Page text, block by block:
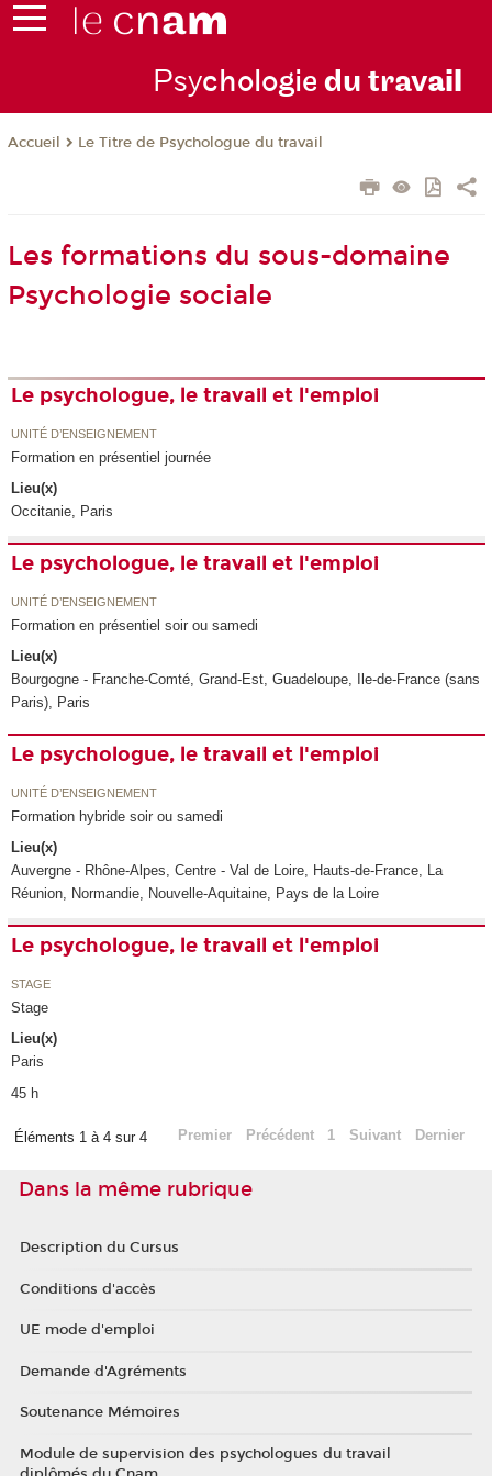
Psychologie du travail
Accueil Le Titre de Psychologue du travail
Les formations du sous-domaine
Psychologie sociale
Le psychologue, le travail et l'emploi
UNITÉ D’ENSEIGNEMENT
Formation en présentiel journée
Lieu(x)
Occitanie, Paris
Le psychologue, le travail et l'emploi
UNITÉ D’ENSEIGNEMENT
Formation en présentiel soir ou samedi
Lieu(x)
Bourgogne - Franche-Comté, Grand-Est, Guadeloupe, Ile-de-France (sans
Paris), Paris
Le psychologue, le travail et l'emploi
UNITÉ D’ENSEIGNEMENT
Formation hybride soir ou samedi
Lieu(x)
Auvergne - Rhône-Alpes, Centre - Val de Loire, Hauts-de-France, La
Réunion, Normandie, Nouvelle-Aquitaine, Pays de la Loire
Le psychologue, le travail et l'emploi
STAGE
Stage
Lieu(x)
Paris
45 h
Éléments 1 à 4 sur 4 Premier Précédent 1 Suivant Dernier
Dans la même rubrique
Description du Cursus
Conditions d'accès
UE mode d'emploi
Demande d'Agréments
Soutenance Mémoires
Module de supervision des psychologues du travail